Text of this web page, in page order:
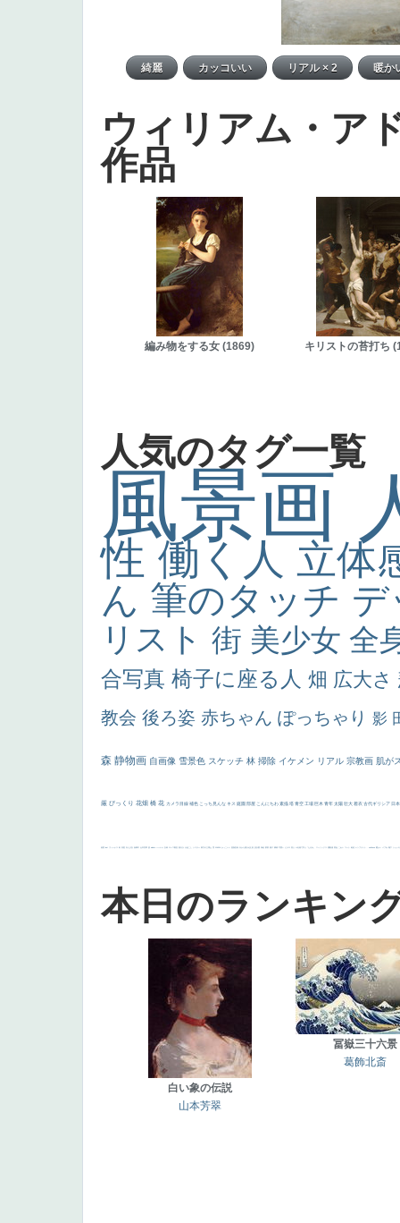
ウィリアム・ア
作品
編み物をする女 (1869) キリストの苔打ち
人気のタグ一覧
風景画
性 働く人 立体
ん 筆のタッチ
リスト 街 美少女 全
合写真 椅子に座る人 畑 広大さ
教会 後ろ姿 赤ちゃん ぽっちゃり 影
森 静物画 自画像 雪景色 スケッチ 林 掃除 イケメン リアル 宗教画 肌が
厳 びっくり 花畑 橋 花 カメラ目線 補色 こっち見んな キス 庭園 部屋 こんにちわ 素描 塔 青空 工場 巨木 青年 太陽 壮大 着衣 古代ギリシア 日
画質 last ヴィーナス 剣 白人少女 食事中 山本芳翠 麦 alciato ハーレム 女神 ローマ教皇 奥行き 火起こし シスター 東方の三博士 114514 かっこいい 受胎告知 天から覗き込む顔 設計図 挿絵 群衆 親子 裸婦 可愛い ピサロ ＃名画で学ぶ「たるみ」 ニーソックス 躍動感 黄色 こわい コート 畦道 レンブラント・ sekkusu 暖かい バブみ 靴下 ショッ
本日のランキン
白い象の伝説
山本芳翠
冨嶽三十六景
葛飾北斎